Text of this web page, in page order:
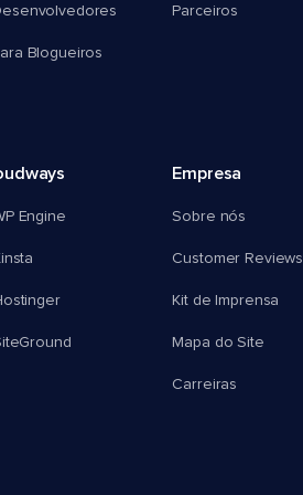
Blogueiros
Parceiros
Engine
Empresa
Sobre nós
Customer Reviews
Kit de Imprensa
Mapa do Site
Carreiras